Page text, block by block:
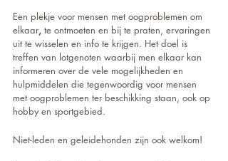
Een plekje voor mensen met oogproblemen om
elkaar, te ontmoeten en bij te praten, ervaringen
uit te wisselen en info te krijgen. Het doel is
treffen van lotgenoten waarbij men elkaar kan
informeren over de vele mogelijkheden en
hulpmiddelen die tegenwoordig voor mensen
met oogproblemen ter beschikking staan, ook op
hobby en sportgebied.
Niet-leden en geleidehonden zijn ook welkom!